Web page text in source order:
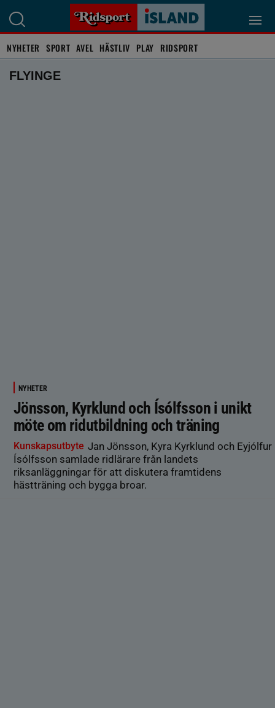
NYHETER SPORT AVEL HÄSTLIV PLAY RIDSPORT
FLYINGE
NYHETER
Jönsson, Kyrklund och Ísólfsson i unikt
möte om ridutbildning och träning
Kunskapsutbyte Jan Jönsson, Kyra Kyrklund och Eyjólfur
Ísólfsson samlade ridlärare från landets
riksanläggningar för att diskutera framtidens
hästträning och bygga broar.